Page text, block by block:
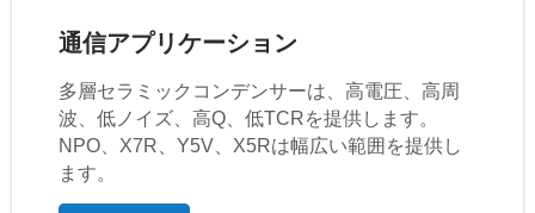
通信アプリケーション
多層セラミックコンデンサーは、高電圧、高周
波、低ノイズ、高Q、低TCRを提供します。
NPO、X7R、Y5V、X5Rは幅広い範囲を提供し
ます。